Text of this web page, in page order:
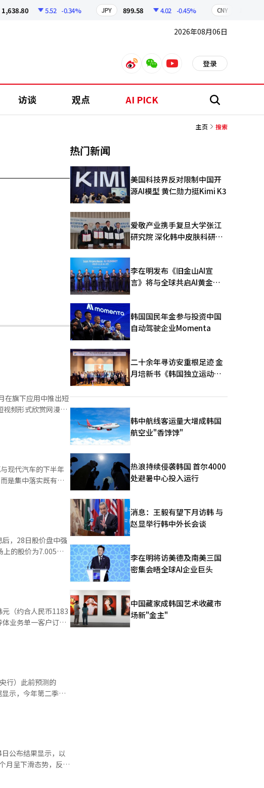
5.52 -0.34% JPY 899.58 4.02 -0.45% CNY
2026年08月06日
weiboweixinyoutube 登录
访谈 观点 AI PICK 搜
主页 搜索
在旗下应用中推出短
频形式欣赏网漫。
画面表现力与沉浸
用户的碎片化观看
韩国通
平台差异化竞争
现代汽车的下半年
是集中落实既有计
层与海外法人出
营战略会议。 现
非洲·中东、亚太、
期通商环境剧变，
起亚社长宋虎声主
施行，对韩征收关
最小化关
。目前，三星电子
生产比重。随着政
会议还计划讨论欧
自1992年起长期
六代
括以SK海力士为核
，28日股价盘中强
区间。 随着
子半导体业务中以
在得克萨斯州新建
亲自视察产线，加
息刺激，原本盘初
望成为三星电子摆
（约合人民币1183
部门营业利润可能
行）此前预测的
），但较今年第
化工产品需求增长
筑投资受建筑和土
。 从对第二
需较第一季度的-0.5
百分点，相比之
公布结果显示，以
月呈下滑态势，反映
热门新闻
美国科技界反对限制中国开
源AI模型 黄仁勋力挺Kimi K3
爱敬产业携手复旦大学张江
研究院 深化韩中皮肤科研合
李在明发布《旧金山AI宣
言》将与全球共启AI黄金时
韩国国民年金参与投资中国
自动驾驶企业Momenta
二十余年寻访安重根足迹 金
月培新书《韩国独立运动圣
版
韩中航线客运量大增成韩国
航空业"香饽饽"
热浪持续侵袭韩国 首尔4000
处避暑中心投入运行
消息：王毅有望下月访韩 与
赵显举行韩中外长会谈
李在明将访美德及南美三国
密集会晤全球AI企业巨头
中国藏家成韩国艺术收藏市
场新"金主"